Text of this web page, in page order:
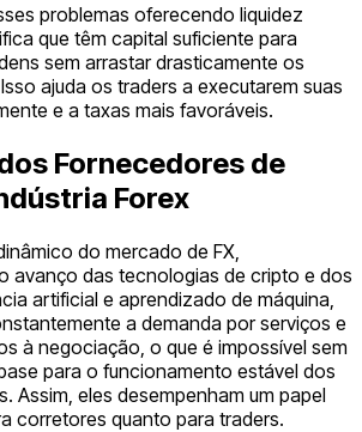
problemas oferecendo liquidez
que têm capital suficiente para
sem arrastar drasticamente os
ajuda os traders a executarem suas
e a taxas mais favoráveis.
Fornecedores de
Forex
do mercado de FX,
avanço das tecnologias de cripto e dos
artificial e aprendizado de máquina,
a demanda por serviços e
à negociação, o que é impossível sem
para o funcionamento estável dos
Assim, eles desempenham um papel
corretores quanto para traders.